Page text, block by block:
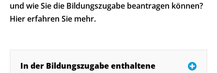
und wie Sie die Bildungszugabe beantragen können?
Hier erfahren Sie mehr.
In der Bildungszugabe enthaltene